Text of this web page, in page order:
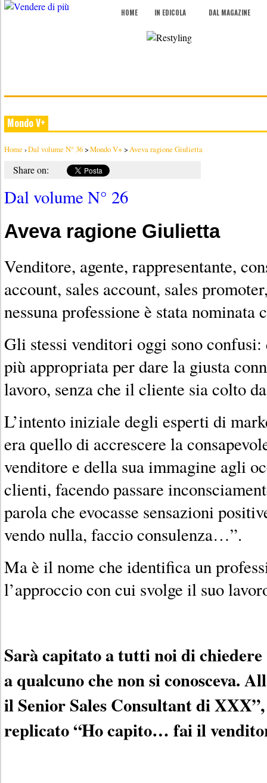
HOME IN EDICOLA DAL MAGAZINE
Mondo V+
Home ›Dal volume N° 36>Mondo V+>Aveva ragione Giulietta
Share on:
Dal volume N° 26
Aveva ragione Giulietta
Venditore, agente, rappresentante,
account, sales account, sales
nessuna professione è stata
Gli stessi venditori oggi sono
più appropriata per dare la giusta
lavoro, senza che il cliente sia colto
L’intento iniziale degli esperti di
era quello di accrescere la
venditore e della sua immagine agli
clienti, facendo passare
parola che evocasse sensazioni
vendo nulla, faccio consulenza…”.
Ma è il nome che identifica un
l’approccio con cui svolge il suo
Sarà capitato a tutti noi di chiedere
a qualcuno che non si conosceva.
il Senior Sales Consultant di
replicato “Ho capito… fai il